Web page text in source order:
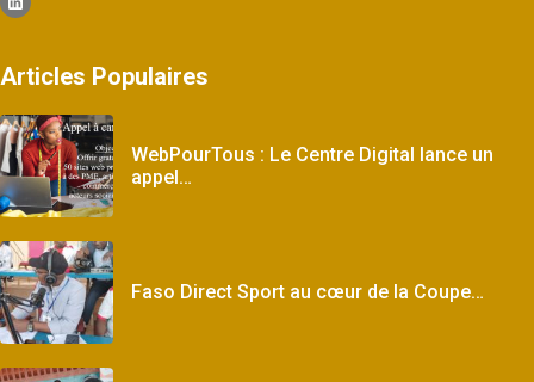
Articles Populaires
WebPourTous : Le Centre Digital lance un
appel…
Faso Direct Sport au cœur de la Coupe…